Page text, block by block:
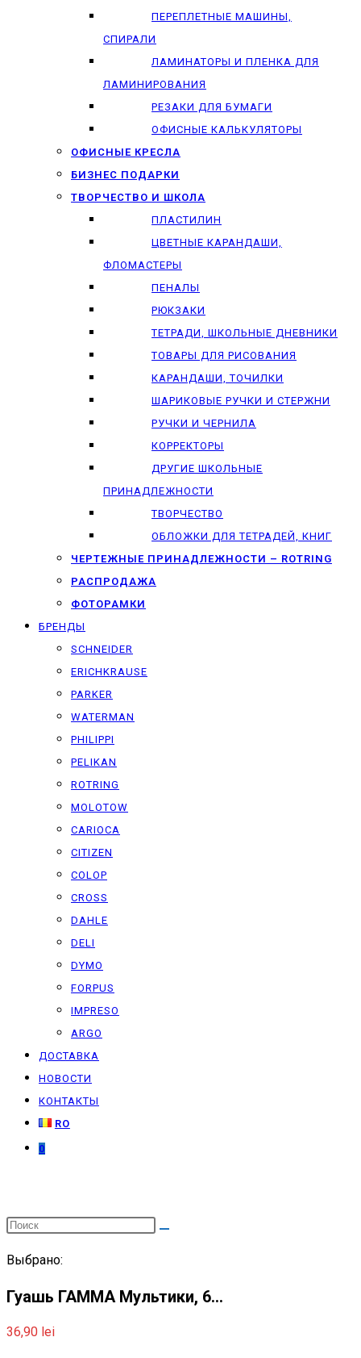
ПЕРЕПЛЕТНЫЕ МАШИНЫ,
СПИРАЛИ
ЛАМИНАТОРЫ И ПЛЕНКА ДЛЯ
ЛАМИНИРОВАНИЯ
РЕЗАКИ ДЛЯ БУМАГИ
ОФИСНЫЕ КАЛЬКУЛЯТОРЫ
ОФИСНЫЕ КРЕСЛА
БИЗНЕС ПОДАРКИ
ТВОРЧЕСТВО И ШКОЛА
ПЛАСТИЛИН
ЦВЕТНЫЕ КАРАНДАШИ,
ФЛОМАСТЕРЫ
ПЕНАЛЫ
РЮКЗАКИ
ТЕТРАДИ, ШКОЛЬНЫЕ ДНЕВНИКИ
ТОВАРЫ ДЛЯ РИСОВАНИЯ
КАРАНДАШИ, ТОЧИЛКИ
ШАРИКОВЫЕ РУЧКИ И СТЕРЖНИ
РУЧКИ И ЧЕРНИЛА
КОРРЕКТОРЫ
ДРУГИЕ ШКОЛЬНЫЕ
ПРИНАДЛЕЖНОСТИ
ТВОРЧЕСТВО
ОБЛОЖКИ ДЛЯ ТЕТРАДЕЙ, КНИГ
ЧЕРТЕЖНЫЕ ПРИНАДЛЕЖНОСТИ – ROTRING
РАСПРОДАЖА
ФОТОРАМКИ
БРЕНДЫ
SCHNEIDER
ERICHKRAUSE
PARKER
WATERMAN
PHILIPPI
PELIKAN
ROTRING
MOLOTOW
CARIOCA
CITIZEN
COLOP
CROSS
DAHLE
DELI
DYMO
FORPUS
IMPRESO
ARGO
ДОСТАВКА
НОВОСТИ
КОНТАКТЫ
RO
0
Выбрано:
Гуашь ГАММА Мультики, 6…
36,90 lei